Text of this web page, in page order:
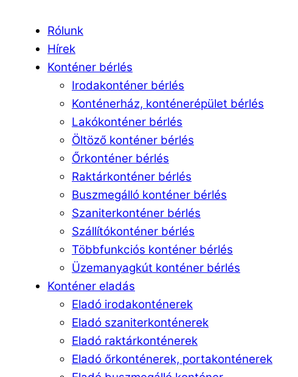
Rólunk
Hírek
Konténer bérlés
Irodakonténer bérlés
Konténerház, konténerépület bérlés
Lakókonténer bérlés
Öltöző konténer bérlés
Őrkonténer bérlés
Raktárkonténer bérlés
Buszmegálló konténer bérlés
Szaniterkonténer bérlés
Szállítókonténer bérlés
Többfunkciós konténer bérlés
Üzemanyagkút konténer bérlés
Konténer eladás
Eladó irodakonténerek
Eladó szaniterkonténerek
Eladó raktárkonténerek
Eladó őrkonténerek, portakonténerek